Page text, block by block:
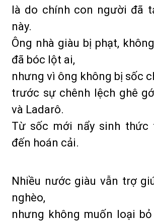
là do chính con người đã
này.
Ông nhà giàu bị phạt,
đã bóc lột ai,
nhưng vì ông không bị sốc
trước sự chênh lệch ghê
và Ladarô.
Từ sốc mới nẩy sinh thức
đến hoán cải.
Nhiều nước giàu vẫn trợ
nghèo,
nhưng không muốn loại